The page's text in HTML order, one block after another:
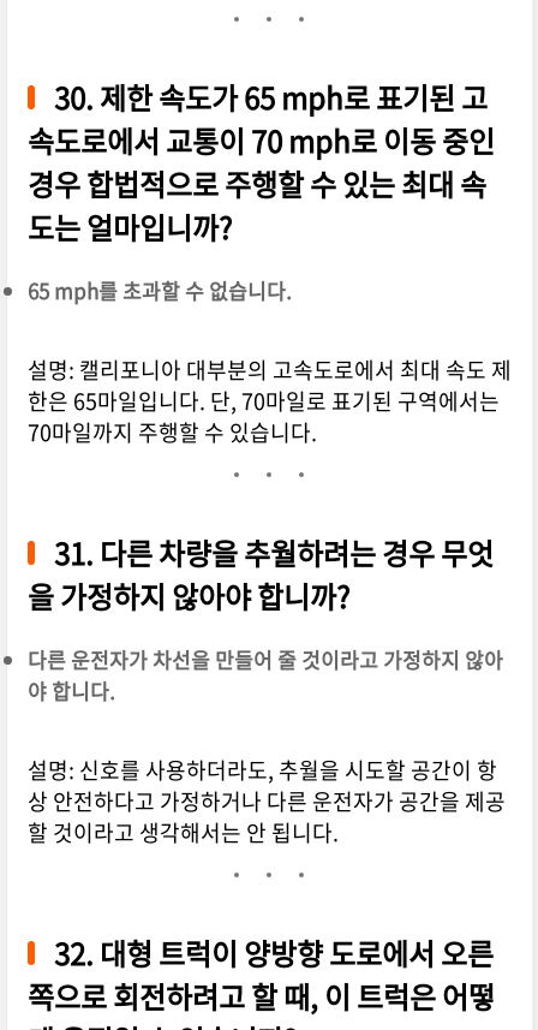
30. 제한 속도가 65 mph로 표기된 고
속도로에서 교통이 70 mph로 이동 중인
경우 합법적으로 주행할 수 있는 최대 속
도는 얼마입니까?
65 mph를 초과할 수 없습니다.
설명: 캘리포니아 대부분의 고속도로에서 최대 속도 제
한은 65마일입니다. 단, 70마일로 표기된 구역에서는
70마일까지 주행할 수 있습니다.
31. 다른 차량을 추월하려는 경우 무엇
을 가정하지 않아야 합니까?
다른 운전자가 차선을 만들어 줄 것이라고 가정하지 않아
야 합니다.
설명: 신호를 사용하더라도, 추월을 시도할 공간이 항
상 안전하다고 가정하거나 다른 운전자가 공간을 제공
할 것이라고 생각해서는 안 됩니다.
32. 대형 트럭이 양방향 도로에서 오른
쪽으로 회전하려고 할 때, 이 트럭은 어떻